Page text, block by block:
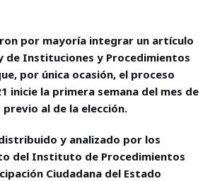
por mayoría integrar un artículo
de Instituciones y Procedimientos
por única ocasión, el proceso
inicie la primera semana del mes de
al de la elección.
y analizado por los
del Instituto de Procedimientos
Ciudadana del Estado